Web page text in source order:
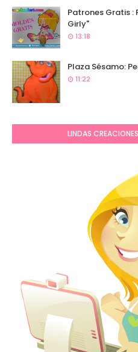
Patrones Gratis :
Girly"
13:18
Plaza Sésamo:
11:22
LINDAS